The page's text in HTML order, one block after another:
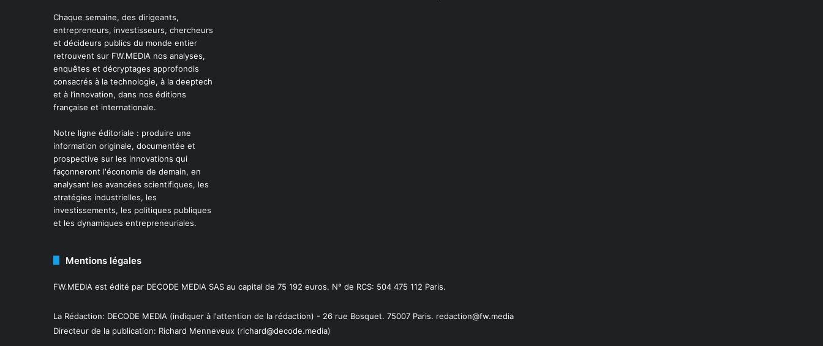
Chaque semaine, des dirigeants,
entrepreneurs, investisseurs, chercheurs
et décideurs publics du monde entier
retrouvent sur FW.MEDIA nos analyses,
enquêtes et décryptages approfondis
consacrés à la technologie, à la deeptech
et à l’innovation, dans nos éditions
française et internationale.
Notre ligne éditoriale : produire une
information originale, documentée et
prospective sur les innovations qui
façonneront l'économie de demain, en
analysant les avancées scientifiques, les
stratégies industrielles, les
investissements, les politiques publiques
et les dynamiques entrepreneuriales.
Mentions légales
FW.MEDIA est édité par DECODE MEDIA SAS au capital de 75 192 euros. N° de RCS: 504 475 112 Paris.
La Rédaction: DECODE MEDIA (indiquer à l'attention de la rédaction) - 26 rue Bosquet. 75007 Paris. redaction@fw.media
Directeur de la publication: Richard Menneveux (richard@decode.media)